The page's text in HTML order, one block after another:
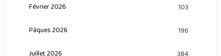
Février 2026 103
Pâques 2026 196
Juillet 2026 384